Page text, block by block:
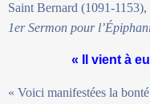
Saint Bernard (1091-
1er Sermon pour
« Il vient à
« Voici manifestées la